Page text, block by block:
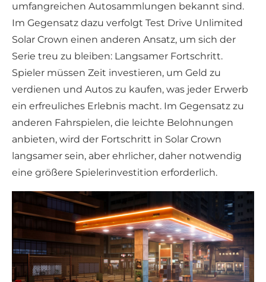
umfangreichen Autosammlungen bekannt sind.
Im Gegensatz dazu verfolgt Test Drive Unlimited
Solar Crown einen anderen Ansatz, um sich der
Serie treu zu bleiben: Langsamer Fortschritt.
Spieler müssen Zeit investieren, um Geld zu
verdienen und Autos zu kaufen, was jeder Erwerb
ein erfreuliches Erlebnis macht. Im Gegensatz zu
anderen Fahrspielen, die leichte Belohnungen
anbieten, wird der Fortschritt in Solar Crown
langsamer sein, aber ehrlicher, daher notwendig
eine größere Spielerinvestition erforderlich.